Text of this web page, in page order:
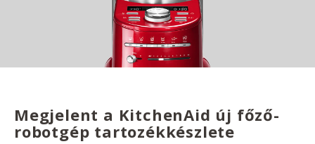
Megjelent a KitchenAid új főző-
robotgép tartozékkészlete